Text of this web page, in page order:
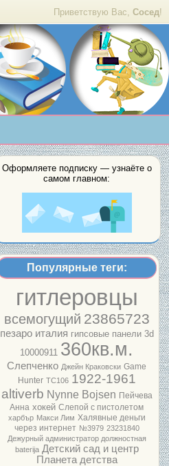
Приветствую Вас, Сосед!
Оформляете подписку — узнаёте о
самом главном:
Популярные теги:
гитлеровцы
всемогущий 23865723
пезаро италия гипсовые панели 3d
10000911 360кв.м.
Слепченко Джейн Краковски Game
Hunter ТС106 1922-1961
altiverb Nynne Bojsen Пейчева
Анна хокей Слепой с пистолетом
харбър Макси Лим Халявные деньги
через интернет №3979 23231840
Дежурный администратор должностная
baterija Детский сад и центр
Планета детства